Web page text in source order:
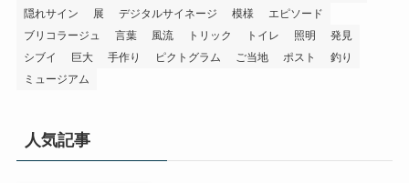
隠れサイン
展 デジタルサイネージ 模様
エピソード
ブリコラージュ
言葉 風流 トリック トイレ 照明
発見
シブイ
巨大 手作り ピクトグラム ご当地 ポスト
釣り
ミュージアム
人気記事